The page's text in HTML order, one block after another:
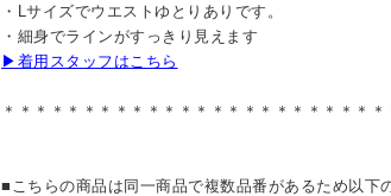
・Lサイズでウエストゆとりありです。
・細身でラインがすっきり見えます
▶着用スタッフはこちら
＊＊＊＊＊＊＊＊＊＊＊＊＊＊＊＊＊＊＊＊＊＊＊＊
■こちらの商品は同一商品で複数品番があるため以下